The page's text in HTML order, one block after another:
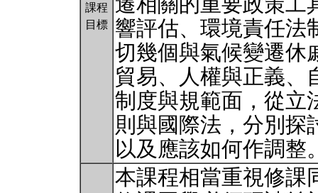
課程
目標
響評估、環境責任法
切幾個與氣候變遷休
貿易、人權與正義、
制度與規範面，從立
則與國際法，分別探
以及應該如何作調整
本課程相當重視修課